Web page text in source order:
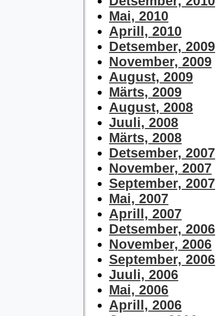
Mai, 2010
Aprill, 2010
Detsember, 2009
November, 2009
August, 2009
Märts, 2009
August, 2008
Juuli, 2008
Märts, 2008
Detsember, 2007
November, 2007
September, 2007
Mai, 2007
Aprill, 2007
Detsember, 2006
November, 2006
September, 2006
Juuli, 2006
Mai, 2006
Aprill, 2006